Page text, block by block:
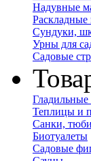
Надувные
Раскладные
Сундуки,
Урны для
Садовые
Теплицы и
Санки,
Биотуалеты
Садовые